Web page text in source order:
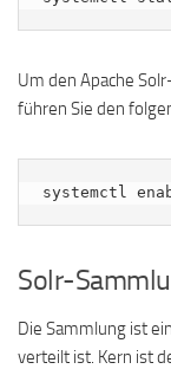
Um den Apache
führen Sie den
systemctl
Solr-
Die Sammlung ist
verteilt ist. Kern ist